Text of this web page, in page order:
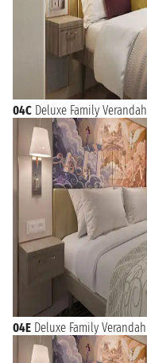
04C Deluxe Family Verandah
04E Deluxe Family Verandah